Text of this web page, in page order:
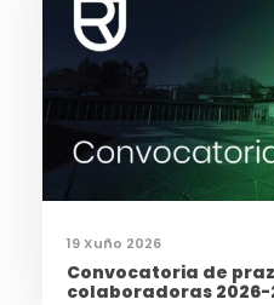
19 Xuño 2026
Convocatoria de
colaboradoras 2026-